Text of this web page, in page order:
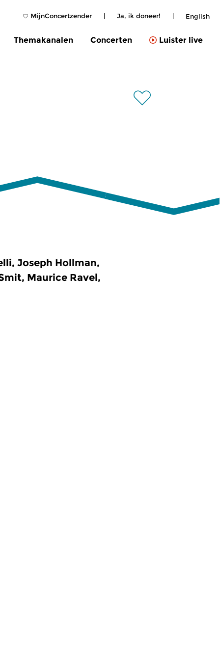
MijnConcertzender | Ja, ik doneer! | English
Themakanalen Concerten Luister live
Joseph Hollman,
Maurice Ravel,